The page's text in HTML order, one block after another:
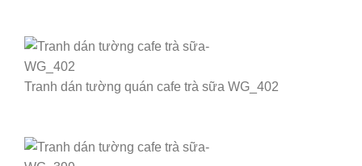
Tranh dán tường quán cafe trà sữa WG_402